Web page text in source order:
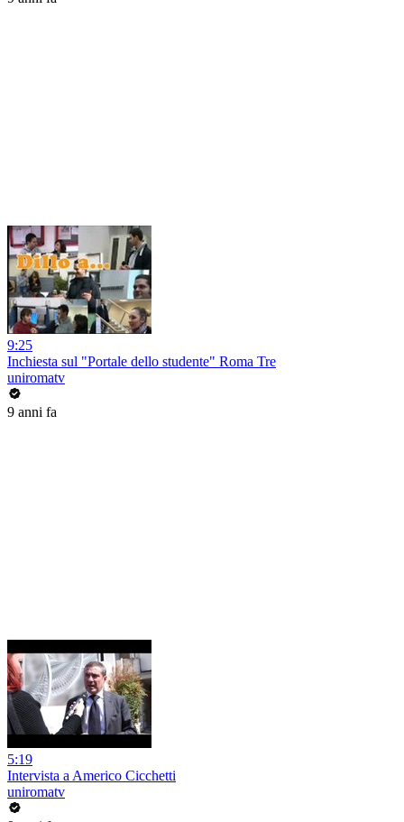
9:25
Inchiesta sul "Portale dello studente" Roma Tre
uniromatv
9 anni fa
5:19
Intervista a Americo Cicchetti
uniromatv